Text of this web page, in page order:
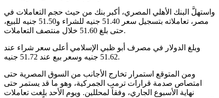
واستهلَّ البنك الأهلي المصري، أكبر بنك من حيث حجم التعاملات في
مصر، تعاملاته بتسجيل سعر 51.40 جنيه للشراء و51.50 جنيه للبيع،
حتى بلغ 51.60 خلال منتصف التعاملات.
وبلغ الدولار في مصرف أبو ظبي الإسلامي أعلى سعر شراء عند
51.62 جنيه وسعر بيع عند 51.72 جنيه.
ومن المتوقع استمرار تخارج الأجانب من السوق المصرية حتى
امتصاص صدمة قرارات ترمب الجمركية، وهو ما قد يستمر حتى
نهاية الأسبوع الجاري، وفقاً لمحللين. ويوم الأحد بلغت تعاملات